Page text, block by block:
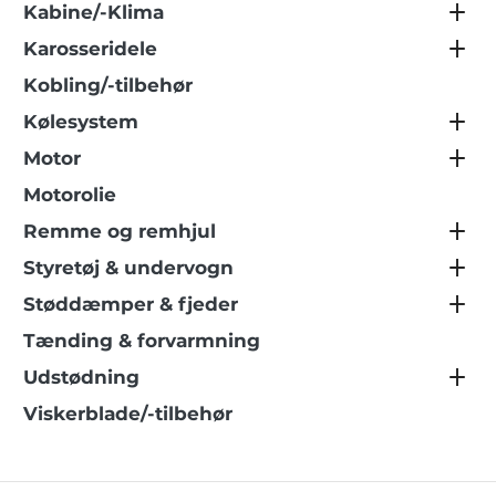
Kabine/-Klima
Karosseridele
Kobling/-tilbehør
Kølesystem
Motor
Motorolie
Remme og remhjul
Styretøj & undervogn
Støddæmper & fjeder
Tænding & forvarmning
Udstødning
Viskerblade/-tilbehør